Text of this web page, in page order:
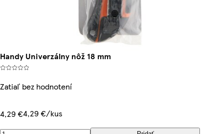
Handy Univerzálny nôž 18 mm
Zatiaľ bez hodnotení
4,29 €4,29 €/kus